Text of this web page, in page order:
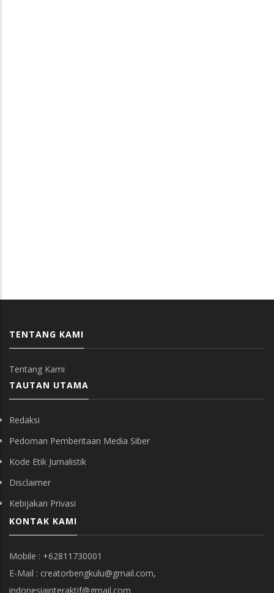
TENTANG KAMI
Tentang Kami
TAUTAN UTAMA
Redaksi
Pedoman Pemberitaan Media Siber
Kode Etik Jurnalistik
Disclaimer
Kebijakan Privasi
KONTAK KAMI
Mobile : +62811730001
E-Mail : creatorbengkulu@gmail.com,
indonesiainteraktif@gmail.com